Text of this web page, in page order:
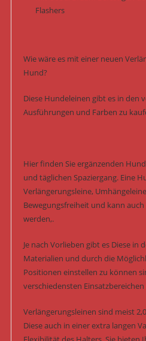
Flashers
Wie wäre es mit einer neuen
Hund?
Diese Hundeleinen gibt es in den
Ausführungen und Farben zu
Hier finden Sie ergänzenden
und täglichen Spaziergang. Eine
Verlängerungsleine,
Bewegungsfreiheit und kann
werden,.
Je nach Vorlieben gibt es Diese in
Materialien und durch die
Positionen einstellen zu können
verschiedensten
Verlängerungsleinen sind meist
Diese auch in einer extra langen